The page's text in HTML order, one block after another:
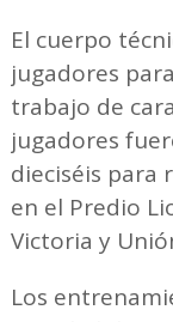
El cuerpo
jugadores
trabajo de
jugadores
dieciséis para
en el Predio
Victoria y
Los